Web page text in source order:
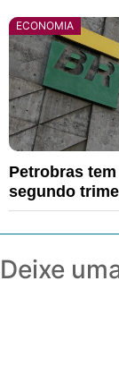
ECONOMIA
Petrobras
segundo
Deixe